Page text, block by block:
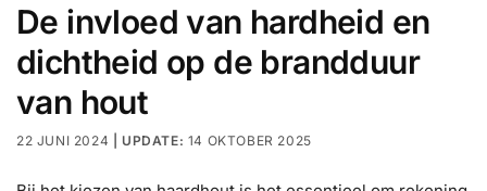
De invloed van hardheid en
dichtheid op de brandduur
van hout
22 JUNI 2024 14 OKTOBER 2025